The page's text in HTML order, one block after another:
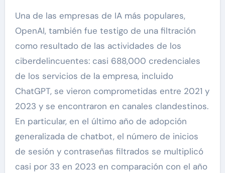
Una de las empresas de IA más populares,
OpenAI, también fue testigo de una filtración
como resultado de las actividades de los
ciberdelincuentes: casi 688,000 credenciales
de los servicios de la empresa, incluido
ChatGPT, se vieron comprometidas entre 2021 y
2023 y se encontraron en canales clandestinos.
En particular, en el último año de adopción
generalizada de chatbot, el número de inicios
de sesión y contraseñas filtrados se multiplicó
casi por 33 en 2023 en comparación con el año